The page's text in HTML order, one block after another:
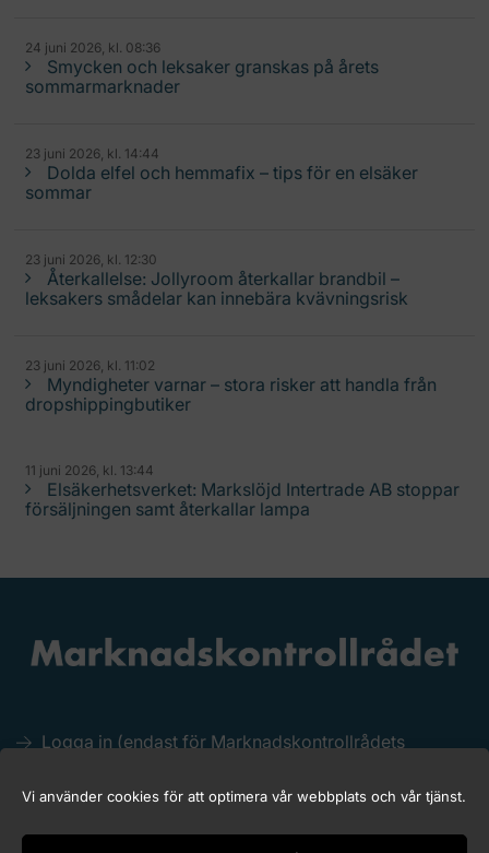
Vi använder cookies för att optimera vår webbplats och vår tjänst.
24 juni 2026, kl. 08:36
Smycken och leksaker granskas på årets
sommarmarknader
23 juni 2026, kl. 14:44
Dolda elfel och hemmafix – tips för en elsäker
sommar
23 juni 2026, kl. 12:30
Återkallelse: Jollyroom återkallar brandbil –
leksakers smådelar kan innebära kvävningsrisk
23 juni 2026, kl. 11:02
Myndigheter varnar – stora risker att handla från
dropshippingbutiker
11 juni 2026, kl. 13:44
Elsäkerhetsverket: Markslöjd Intertrade AB stoppar
försäljningen samt återkallar lampa
Logga in (endast för Marknadskontrollrådets
Kakor (Cookies)